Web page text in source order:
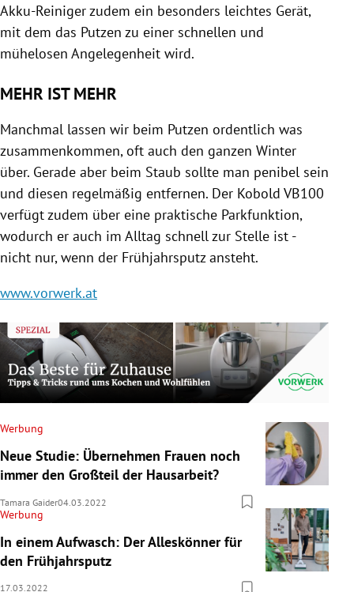
Akku-Reiniger zudem ein besonders leichtes Gerät,
mit dem das Putzen zu einer schnellen und
mühelosen Angelegenheit wird.
MEHR IST MEHR
Manchmal lassen wir beim Putzen ordentlich was
zusammenkommen, oft auch den ganzen Winter
über. Gerade aber beim Staub sollte man penibel sein
und diesen regelmäßig entfernen. Der Kobold VB100
verfügt zudem über eine praktische Parkfunktion,
wodurch er auch im Alltag schnell zur Stelle ist -
nicht nur, wenn der Frühjahrsputz ansteht.
www.vorwerk.at
Werbung
Neue Studie: Übernehmen Frauen noch
immer den Großteil der Hausarbeit?
Tamara Gaider04.03.2022
Werbung
In einem Aufwasch: Der Alleskönner für
den Frühjahrsputz
17.03.2022